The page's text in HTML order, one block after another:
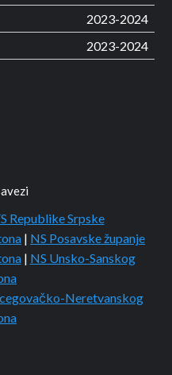
2023-2024
2023-2024
Republike Srpske
| NS Posavske županje
| NS Unsko-Sanskog
Neretvanskog